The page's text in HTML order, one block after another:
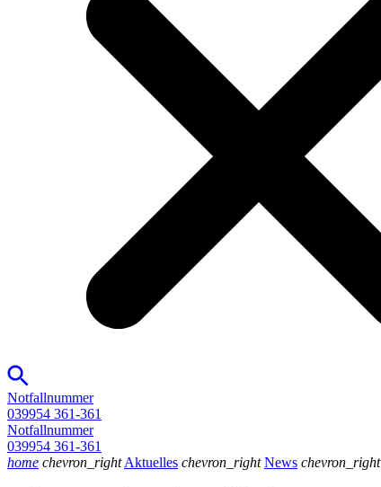
Notfallnummer
039954 361-361
Notfallnummer
039954 361-361
home chevron_right Aktuelles chevron_right News chevron_right